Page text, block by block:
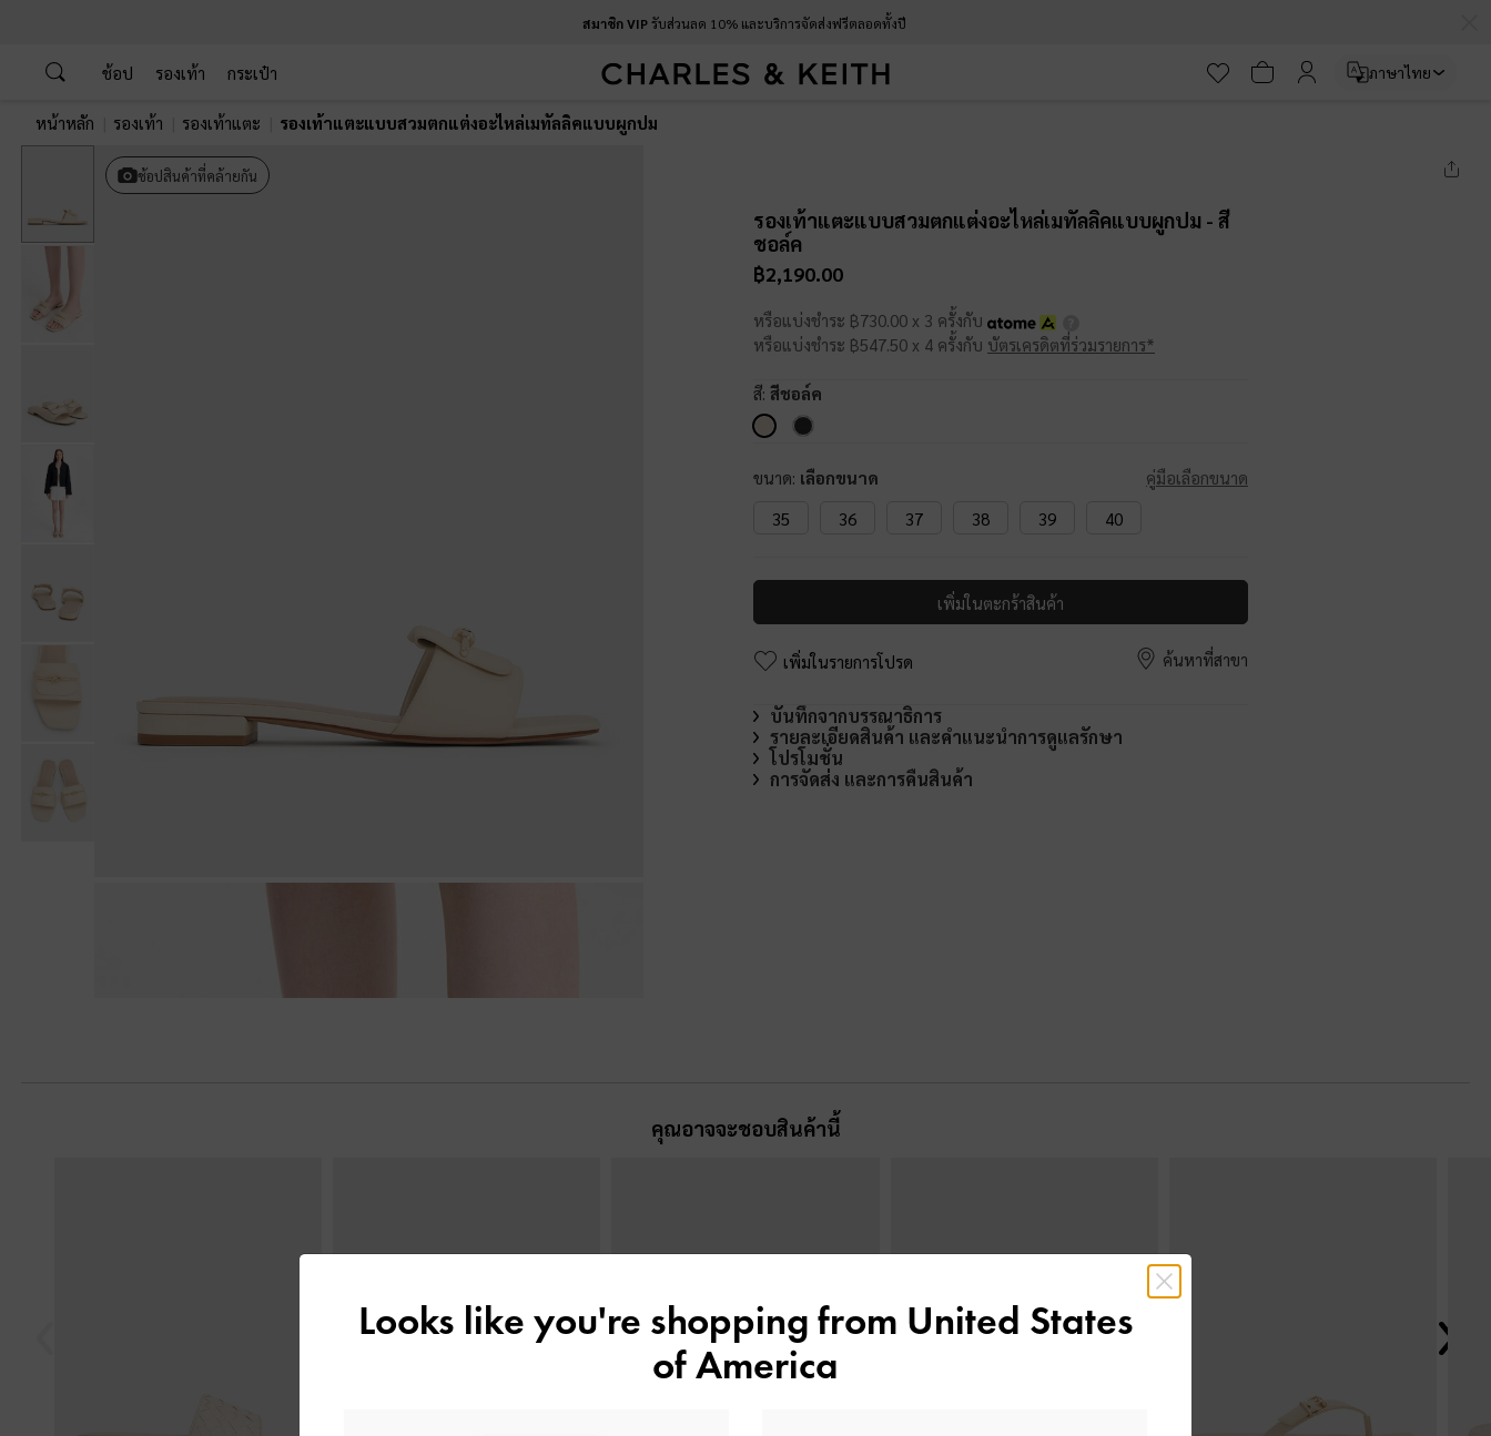
สมาชิก VIPรับส่วนลด 10% และบริการจัดส่งฟรีตลอดทั้งปี
ช้อป รองเท้า กระเป๋า ภาษาไทย
หน้าหลัก รองเท้า รองเท้าแตะ รองเท้าแตะแบบสวมตกแต่งอะไหล่เมทัลลิคแบบผูกปม
ช้อปสินค้าที่คล้ายกัน
รองเท้าแตะแบบสวมตกแต่งอะไหล่เมทัลลิคแบบผูกปม - สี
ชอล์ค
฿2,190.00
หรือแบ่งชำระ ฿730.00 x 3 ครั้งกับ
หรือแบ่งชำระ ฿547.50 x 4 ครั้งกับ บัตรเครดิตที่ร่วมรายการ*
สี: สีชอล์ค
ขนาด: เลือกขนาด
คู่มือเลือกขนาด
35
36 37 38 39 40
เพิ่มในตะกร้าสินค้า
เพิ่มในรายการโปรด ค้นหาที่สาขา
บันทึกจากบรรณาธิการ
รายละเอียดสินค้า และคำแนะนำการดูแลรักษา
โปรโมชั่น
การจัดส่ง และการคืนสินค้า
คุณอาจจะชอบสินค้านี้
Looks like you're shopping from United States
of America